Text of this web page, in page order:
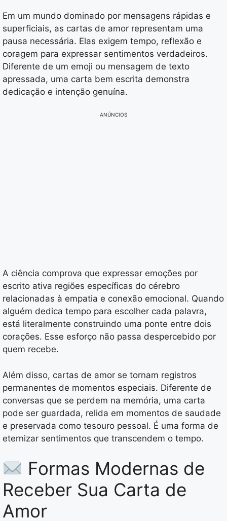
Em um mundo dominado por mensagens rápidas e
superficiais, as cartas de amor representam uma
pausa necessária. Elas exigem tempo, reflexão e
coragem para expressar sentimentos verdadeiros.
Diferente de um emoji ou mensagem de texto
apressada, uma carta bem escrita demonstra
dedicação e intenção genuína.
ANÚNCIOS
A ciência comprova que expressar emoções por
escrito ativa regiões específicas do cérebro
relacionadas à empatia e conexão emocional. Quando
alguém dedica tempo para escolher cada palavra,
está literalmente construindo uma ponte entre dois
corações. Esse esforço não passa despercebido por
quem recebe.
Além disso, cartas de amor se tornam registros
permanentes de momentos especiais. Diferente de
conversas que se perdem na memória, uma carta
pode ser guardada, relida em momentos de saudade
e preservada como tesouro pessoal. É uma forma de
eternizar sentimentos que transcendem o tempo.
Formas Modernas de
Receber Sua Carta de
Amor